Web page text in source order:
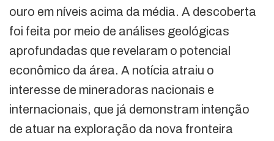
ouro em níveis acima da média. A descoberta
foi feita por meio de análises geológicas
aprofundadas que revelaram o potencial
econômico da área. A notícia atraiu o
interesse de mineradoras nacionais e
internacionais, que já demonstram intenção
de atuar na exploração da nova fronteira